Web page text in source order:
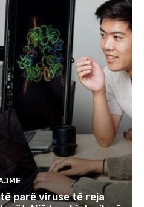
parë viruse të reja